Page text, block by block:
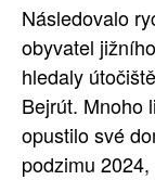
Následovalo
obyvatel
hledaly
Bejrút. Mnoho
opustilo své
podzimu